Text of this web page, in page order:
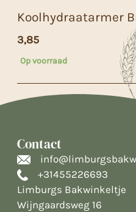
Koolhydraatarmer
3,85
Op voorraad
Contact
+31455226693
Limburgs Bakwinkeltje
Wijngaardsweg 16